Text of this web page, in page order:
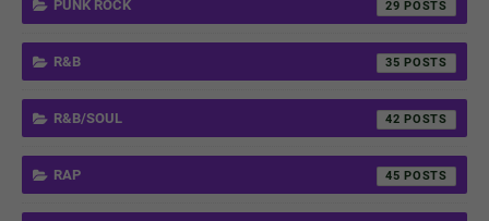
PUNK ROCK 29
R&B 35
R&B/SOUL 42
RAP 45